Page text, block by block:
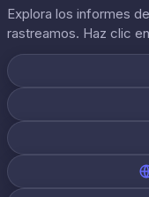
Explora los informes
rastreamos. Haz clic